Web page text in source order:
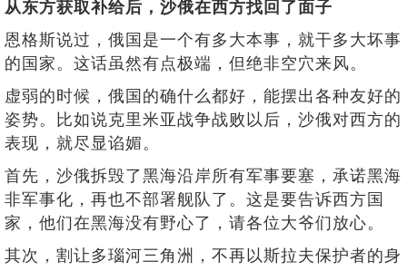
从东方获取补给后，沙俄在西方找回了面子
恩格斯说过，俄国是一个有多大本事，就干多大坏事
的国家。这话虽然有点极端，但绝非空穴来风。
虚弱的时候，俄国的确什么都好，能摆出各种友好的
姿势。比如说克里米亚战争战败以后，沙俄对西方的
表现，就尽显谄媚。
首先，沙俄拆毁了黑海沿岸所有军事要塞，承诺黑海
非军事化，再也不部署舰队了。这是要告诉西方国
家，他们在黑海没有野心了，请各位大爷们放心。
其次，割让多瑙河三角洲，不再以斯拉夫保护者的身